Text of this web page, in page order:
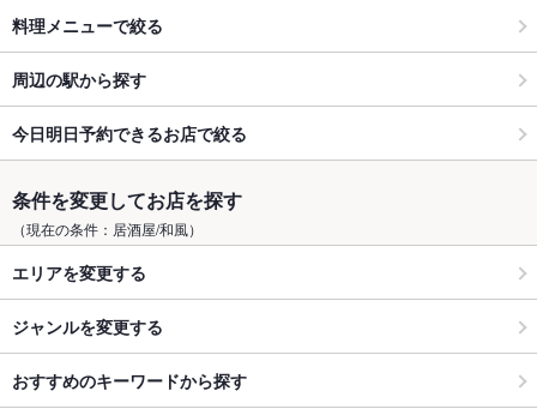
料理メニューで絞る
周辺の駅から探す
今日明日予約できるお店で絞る
条件を変更してお店を探す
（現在の条件：居酒屋/和風）
エリアを変更する
ジャンルを変更する
おすすめのキーワードから探す